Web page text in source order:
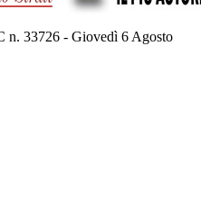
n. 33726 - Giovedì 6 Agosto